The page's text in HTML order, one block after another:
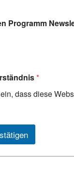
Programm
*
dass diese